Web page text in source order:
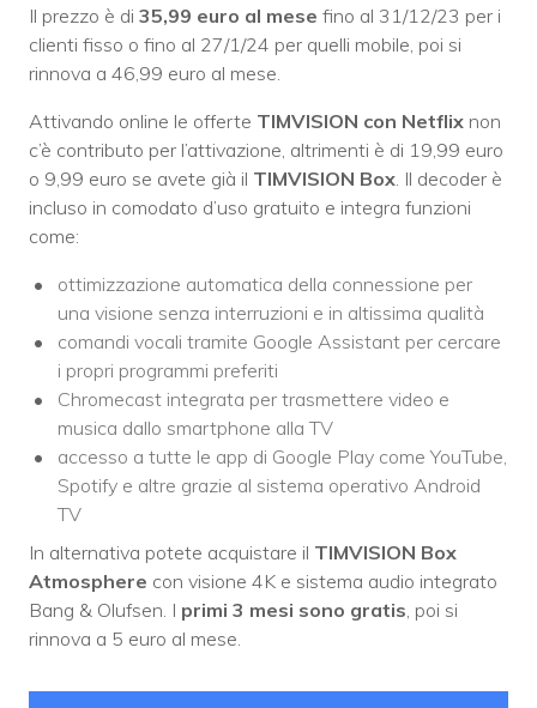
Il prezzo è di 35,99 euro al mese fino al 31/12/23 per i
clienti fisso o fino al 27/1/24 per quelli mobile, poi si
rinnova a 46,99 euro al mese.
Attivando online le offerte TIMVISION con Netflix non
c’è contributo per l’attivazione, altrimenti è di 19,99 euro
o 9,99 euro se avete già il TIMVISION Box. Il decoder è
incluso in comodato d’uso gratuito e integra funzioni
come:
ottimizzazione automatica della connessione per
una visione senza interruzioni e in altissima qualità
comandi vocali tramite Google Assistant per cercare
i propri programmi preferiti
Chromecast integrata per trasmettere video e
musica dallo smartphone alla TV
accesso a tutte le app di Google Play come YouTube,
Spotify e altre grazie al sistema operativo Android
TV
In alternativa potete acquistare il TIMVISION Box
Atmosphere con visione 4K e sistema audio integrato
Bang & Olufsen. I primi 3 mesi sono gratis, poi si
rinnova a 5 euro al mese.